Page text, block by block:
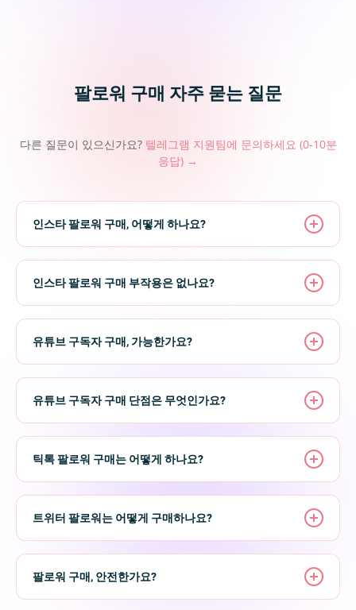
팔로워 구매 자주 묻는 질문
다른 질문이 있으신가요? 텔레그램 지원팀에 문의하세요 (0-10분
응답) →
인스타 팔로워 구매, 어떻게 하나요?
1.인스타그램 팔로워페이지로 이동
3. 인스타그램 프로필 URL 붙여넣기 — 비밀번호 불필요
4. 결제 수단 선택 (PayPal, 신용카드, 암호화폐, 알리페이)
5. 주문 확인 — 배송이 즉시 시작됩니다
대시보드에서 진행 상황을 실시간으로 추적할 수 있습니다.
대부분의 주문은 1~6시간 내에 완료됩니다. 한국인 팔로워
옵션도 제공되며, 글로벌 팔로워와 한국인 팔로워를 혼합하
인스타 팔로워 구매 부작용은 없나요?
부작용이 생기는 두 가지 원인이 있습니다: (1) 봇 계정 —
플랫폼이 감지하면 일괄 삭제되어 팔로워가 급감합니다. (2)
급격한 배송 — 한꺼번에 수천 명이 팔로우하면 비정상적
패턴으로 감지됩니다.
이 두 가지를 모두 피하는 방법은 간단합니다: 실제 사용자
기반 서비스 + 점진적 배송.
FansGurus는 두 조건을 모두 충족합니다. 봇이 아닌 전 세
진 배송합니다. 2018년부터 200,000건 이상 주문 처리 —
보고된 계정 정지 사례 제로. 추가 안전 조치가 필요하다면
유튜브 구독자 구매, 가능한가요?
독자를 구매합니다 — 유튜브 파트너 프로그램은 구독자
1,000명 + 시청시간 4,000시간을 요구합니다. 이 기준을 자
연적으로 달성하는 데는 보통 12~18개월이 소요됩니다.
서비스를 선택할 때 중요한 것은 시청 기록과 채널 활동이
있는 실제 구독자인지 여부입니다 — 숫자만 채우는 게 아
니라 참여 지표에 기여하는 구독자여야 합니다. FansGurus
는 실제 사용자 기반 구독자를 30일 리필 보장으로 제공합
니다.
유튜브 구독자 구매 단점은 무엇인가요?
저품질 서비스의 단점:
- 봇 구독자는 시청시간에 기여하지 않으므로 수익화 기준
의 "4,000시간" 부분에는 도움이 안 됩니다
- 유튜브의 정기 정리 때 봇 계정이 일괄 삭제되어 구독자가
급감할 수 있습니다
- 구독자 수는 많은데 조회수가 극히 적으면 채널 신뢰도가
오히려 떨어질 수 있습니다
틱톡 팔로워 구매는 어떻게 하나요?
1. 틱톡 서비스페이지로 이동
2. 팔로워 패키지 선택
4. 결제 수단 선택 후 주문 확인
트위터 팔로워는 어떻게 구매하나요?
좋아요, 조회수 중 원하는 서비스를 선택하고, 트위터 핸들
이나 트윗 URL을 입력한 후 결제하면 됩니다.
팔로워 구매, 안전한가요?